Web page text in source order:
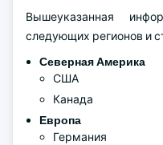
Вышеуказанная
следующих регионов и
Северная Америка
США
Канада
Европа
Германия